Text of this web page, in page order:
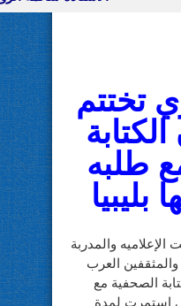
تختتم
طلبه
الإعلاميه والمدربة
العرب
الصحفية مع
استمرت لمدة